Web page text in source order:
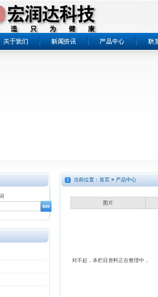
当前位置：首页 > 产品中心
图片
对不起，本栏目资料正在整理中 ..